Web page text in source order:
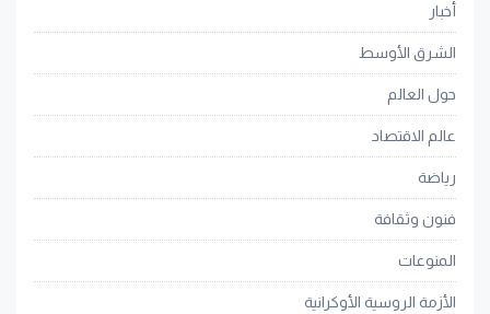
أخبار
الشرق الأوسط
حول العالم
عالم الاقتصاد
رياضة
فنون وثقافة
المنوعات
الأزمة الروسية الأوكرانية